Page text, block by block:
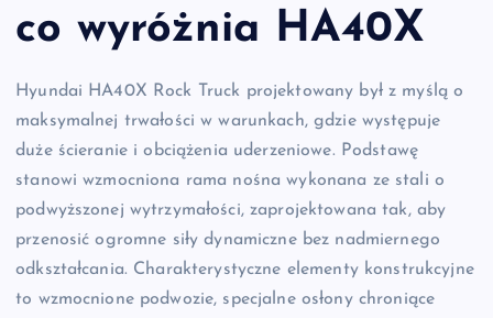
co wyróżnia HA40X
Hyundai HA40X Rock Truck projektowany był z myślą o
maksymalnej trwałości w warunkach, gdzie występuje
duże ścieranie i obciążenia uderzeniowe. Podstawę
stanowi wzmocniona rama nośna wykonana ze stali o
podwyższonej wytrzymałości, zaprojektowana tak, aby
przenosić ogromne siły dynamiczne bez nadmiernego
odkształcania. Charakterystyczne elementy konstrukcyjne
to wzmocnione podwozie, specjalne osłony chroniące